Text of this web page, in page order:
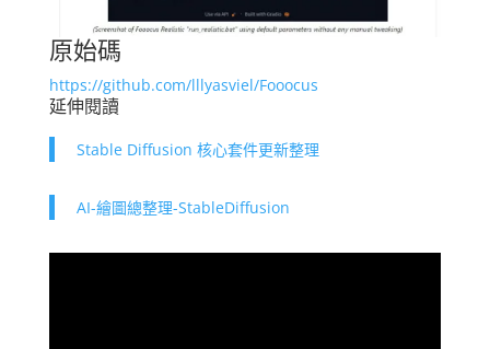
原始碼
https://github.com/lllyasviel/Fooocus
延伸閱讀
Stable Diffusion 核心套件更新整理
AI-繪圖總整理-StableDiffusion